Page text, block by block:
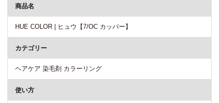
商品名
HUE COLOR | ヒュウ【7/OC カッパー】
カテゴリー
ヘアケア 染毛剤 カラーリング
使い方